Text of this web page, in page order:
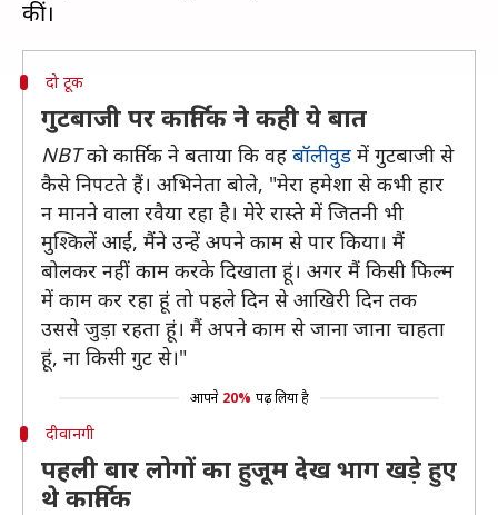
दो टूक
गुटबाजी पर कार्तिक ने कही ये बात
NBTको कार्तिक ने बताया कि वह बॉलीवुड में गुटबाजी से
कैसे निपटते हैं। अभिनेता बोले, "मेरा हमेशा से कभी हार
न मानने वाला रवैया रहा है। मेरे रास्ते में जितनी भी
मुश्किलें आईं, मैंने उन्हें अपने काम से पार किया। मैं
बोलकर नहीं काम करके दिखाता हूं। अगर मैं किसी फिल्म
में काम कर रहा हूं तो पहले दिन से आखिरी दिन तक
उससे जुड़ा रहता हूं। मैं अपने काम से जाना जाना चाहता
हूं, ना किसी गुट से।"
आपने 20% पढ़ लिया है
दीवानगी
पहली बार लोगों का हुजूम देख भाग खड़े हुए
थे कार्तिक